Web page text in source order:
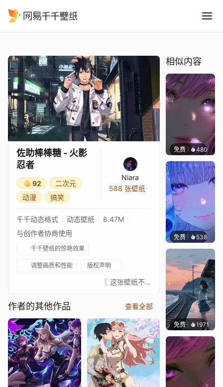
佐助棒棒糖 - 火影
忍者
92
二次元
动漫
搞笑
Niara
588 张壁纸
千千动态格式 动态壁纸
8.47M
与创作者协商使用
千千壁纸的惊艳效果
调整画质和性能 版权声明
⠀⠀⠀⠀⠀⠀⠀⠀⠀⠀⠀⠀⠀⠀⠀⠀⠀〖 这张壁纸不是我绘制的，真正的艺术家总是在 ↓这里↓。我只是为了娱乐给这些图片添加动画。请支持这位绝对出色的艺术家。如果有艺术家不希望这张壁纸出现在这里，请联系我，我会将其移除。〗⠀⠀⠀⠀⠀⠀⠀⠀⠀⠀⠀⠀⠀⠀⠀⠀⠀⠀⠀⠀⠀- Artwork Source 艺术家: https://www.pixiv.net/en/users/15766009- 原画: https://www.pinterest.es/pin/694469205022703955/?send=true- 音乐: https://www.youtube.com/watch?v=vPAPrN8v6Fg⠀⠀↓↓↓↓↓↓↓⠀⠀★ 你可以在这里查看我收藏的已批准壁纸 ★⠀⠀↓↓↓↓↓↓↓⠀⠀ ⠀⠀⠀⠀⠀⠀⠀⠀⠀⠀⠀⠀⠀⠀⠀⠀⠀
作者的其他作品 查看全部
相似内容
免费 480辰东
免费 538辰东
免费 1971辰东